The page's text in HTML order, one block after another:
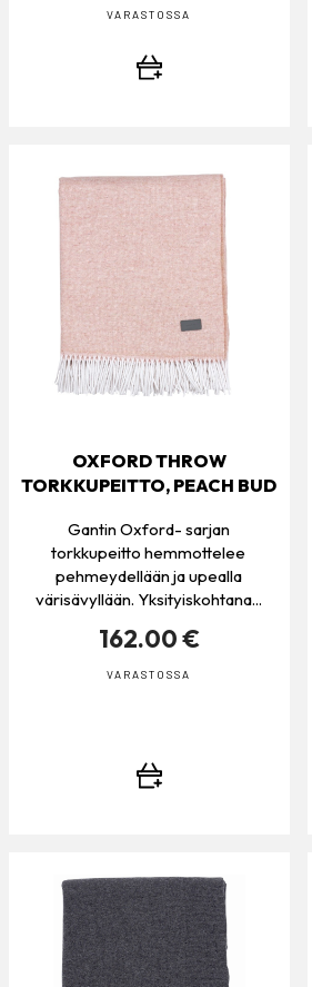
VARASTOSSA
OXFORD THROW
TORKKUPEITTO, PEACH BUD
Gantin Oxford- sarjan
torkkupeitto hemmottelee
pehmeydellään ja upealla
värisävyllään. Yksityiskohtana...
162.00 €
VARASTOSSA